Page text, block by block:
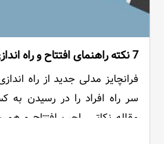
7 نکته راهنمای افتتاح و راه اندازی فست فود
فرانچایز مدلی جدید از راه
سر راه افراد را در رسیدن به
مقاله نکاتی راجب افتتاح و هم